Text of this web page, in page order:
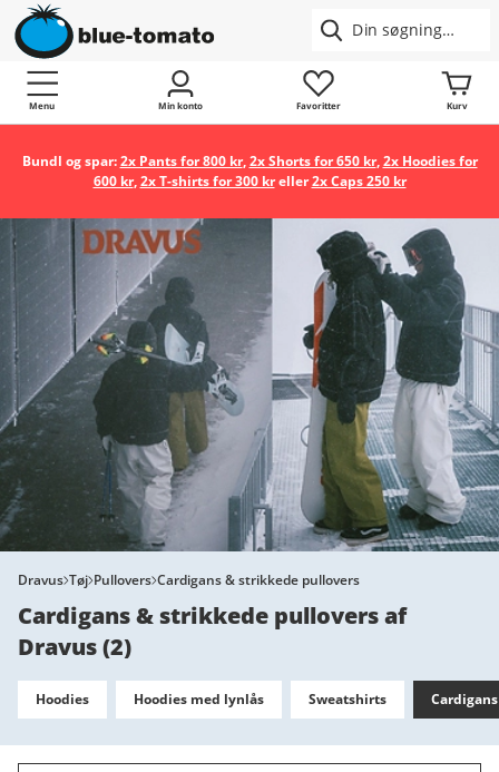
Menu Min konto Favoritter Kurv
Bundl og spar:2x Pants for 800 kr,2x Shorts for 650 kr,2x Hoodies for
600 kr,2x T-shirts for 300 kreller2x Caps 250 kr
Dravus Tøj Pullovers Cardigans & strikkede pullovers
Cardigans & strikkede pullovers af
Dravus(2)
Hoodies Hoodies med lynlås Sweatshirts